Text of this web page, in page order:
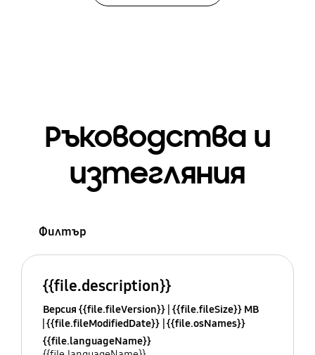
Ръководства и
изтегляния
Филтър
{{file.description}}
Версия {{file.fileVersion}} {{file.fileSize}} MB
{{file.fileModifiedDate}} {{file.osNames}}
{{file.languageName}}